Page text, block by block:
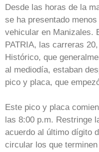
Desde las horas de la
se ha presentado
vehicular en Manizales.
PATRIA, las carreras
Histórico, que
al mediodía, estaban
pico y placa, que
Este pico y placa
las 8:00 p.m. Restringe
acuerdo al último dígito
circular los que